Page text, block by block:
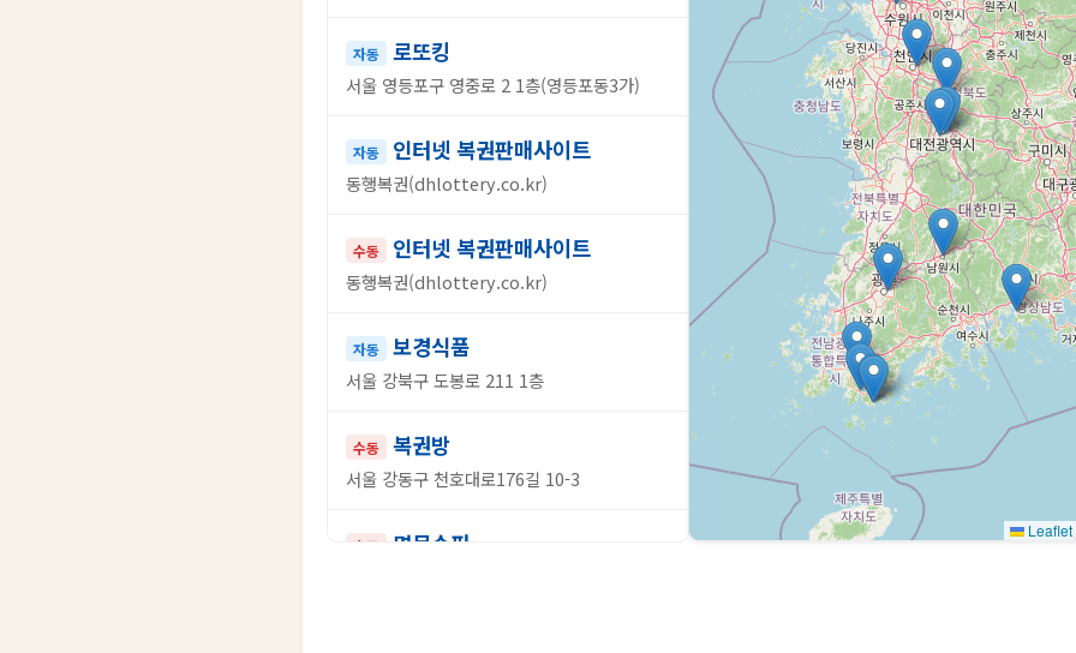
자동 로또킹
서울 영등포구 영중로 2 1층(영등포동3가)
자동 인터넷 복권판매사이트
동행복권(dhlottery.co.kr)
수동 인터넷 복권판매사이트
동행복권(dhlottery.co.kr)
자동 보경식품
서울 강북구 도봉로 211 1층
수동 복권방
서울 강동구 천호대로176길 10-3
수동 명문슈퍼 Leaflet